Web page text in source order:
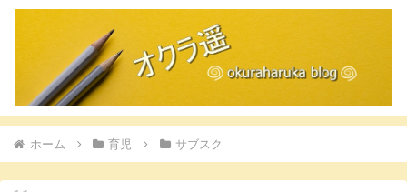
ホーム 育児 サブスク